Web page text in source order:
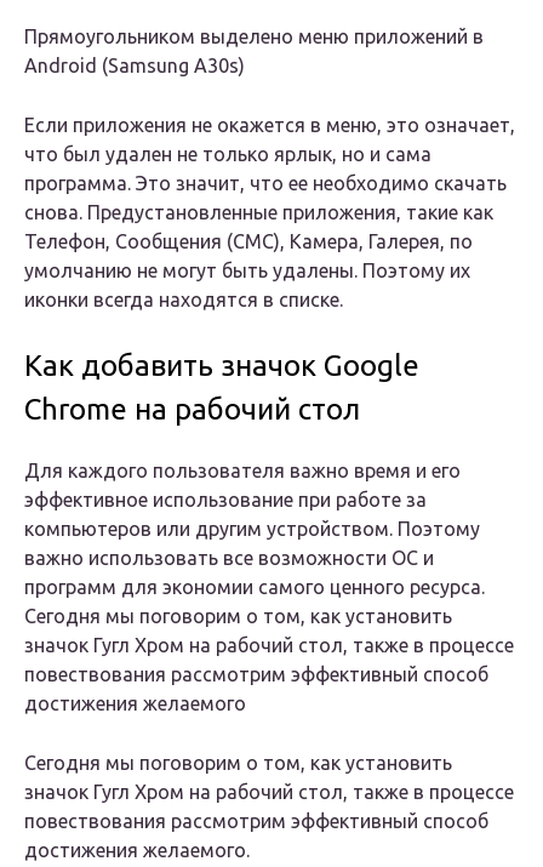
Прямоугольником выделено меню приложений в
Android (Samsung A30s)
Если приложения не окажется в меню, это означает,
что был удален не только ярлык, но и сама
программа. Это значит, что ее необходимо скачать
снова. Предустановленные приложения, такие как
Телефон, Сообщения (СМС), Камера, Галерея, по
умолчанию не могут быть удалены. Поэтому их
иконки всегда находятся в списке.
Как добавить значок Google
Chrome на рабочий стол
Для каждого пользователя важно время и его
эффективное использование при работе за
компьютеров или другим устройством. Поэтому
важно использовать все возможности ОС и
программ для экономии самого ценного ресурса.
Сегодня мы поговорим о том, как установить
значок Гугл Хром на рабочий стол, также в процессе
повествования рассмотрим эффективный способ
достижения желаемого
Сегодня мы поговорим о том, как установить
значок Гугл Хром на рабочий стол, также в процессе
повествования рассмотрим эффективный способ
достижения желаемого.